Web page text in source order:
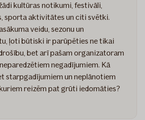
kultūras notikumi, festivāli,
sporta aktivitātes un citi svētki.
veidu, sezonu un
ļoti būtiski ir parūpēties ne tikai
bet arī pašam organizatoram
negadījumiem. Kā
starpgadījumiem un neplānotiem
reizēm pat grūti iedomāties?